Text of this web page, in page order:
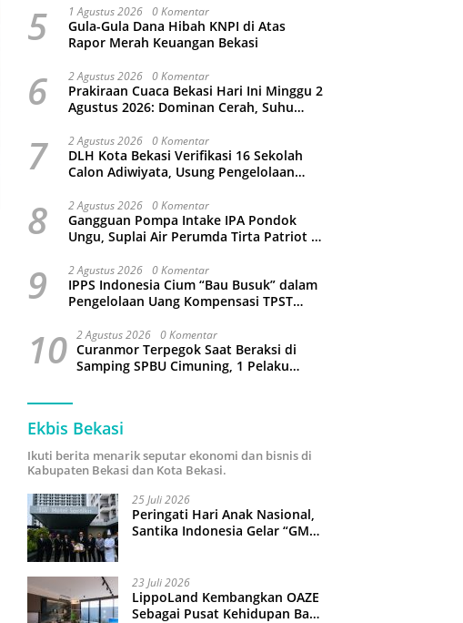
5 1 Agustus 2026 0 Komentar
Gula-Gula Dana Hibah KNPI di Atas
Rapor Merah Keuangan Bekasi
6 2 Agustus 2026 0 Komentar
Prakiraan Cuaca Bekasi Hari Ini Minggu 2
Agustus 2026: Dominan Cerah, Suhu
7 2 Agustus 2026 0 Komentar
DLH Kota Bekasi Verifikasi 16 Sekolah
Calon Adiwiyata, Usung Pengelolaan
8 2 Agustus 2026 0 Komentar
Gangguan Pompa Intake IPA Pondok
Ungu, Suplai Air Perumda Tirta Patriot di
9 2 Agustus 2026 0 Komentar
IPPS Indonesia Cium “Bau Busuk” dalam
Pengelolaan Uang Kompensasi TPST
10 2 Agustus 2026 0 Komentar
Curanmor Terpegok Saat Beraksi di
Samping SPBU Cimuning, 1 Pelaku
Ekbis Bekasi
Ikuti berita menarik seputar ekonomi dan bisnis di
Kabupaten Bekasi dan Kota Bekasi.
25 Juli 2026
Peringati Hari Anak Nasional,
Santika Indonesia Gelar “GM
23 Juli 2026
LippoLand Kembangkan OAZE
Sebagai Pusat Kehidupan Baru